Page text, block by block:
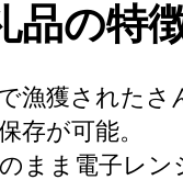
品の特
漁獲されたさ
存が可能。
まま電子レ